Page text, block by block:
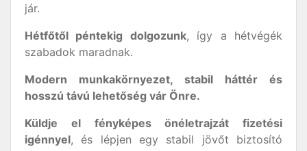
jár.
Hétfőtől péntekig dolgozunk, így a hétvégék
szabadok maradnak.
Modern munkakörnyezet, stabil háttér és
hosszú távú lehetőség vár Önre.
Küldje el fényképes önéletrajzát fizetési
igénnyel, és lépjen egy stabil jövőt biztosító